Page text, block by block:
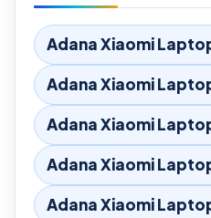
Adana Xiaomi
Adana Xiaomi
Adana Xiaomi
Adana Xiaomi
Adana Xiaomi